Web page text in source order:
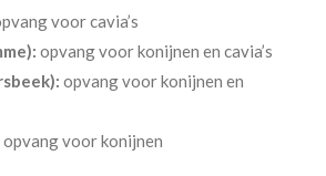
voor cavia’s
opvang voor konijnen en cavia’s
opvang voor konijnen en
opvang voor konijnen